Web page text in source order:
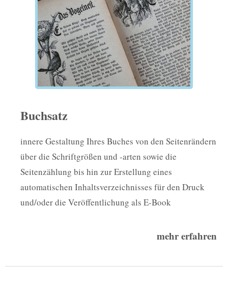
Buchsatz
innere Gestaltung Ihres Buches von den Seitenrändern
über die Schriftgrößen und -arten sowie die
Seitenzählung bis hin zur Erstellung eines
automatischen Inhaltsverzeichnisses für den Druck
und/oder die Veröffentlichung als E-Book
mehr erfahren